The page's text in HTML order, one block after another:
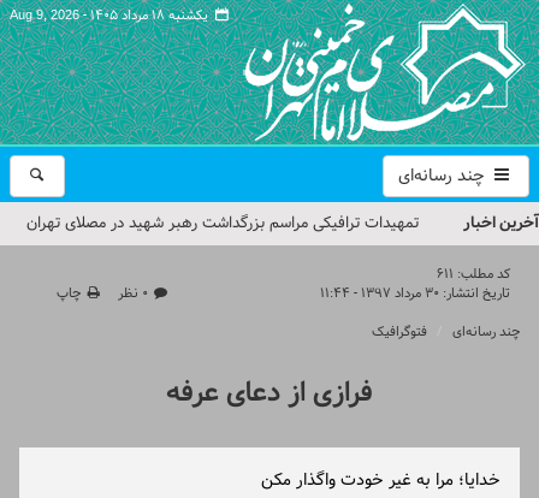
یکشنبه ۱۸ مرداد ۱۴۰۵ - Aug 9, 2026
چند رسانه‌ای
آخرین اخبار
تمهیدات ترافیکی مراسم بزرگداشت رهبر شهید در مصلای تهران
حجت‌الاسلام حاج علی‌اکبری؛ خطیب این هفته نماز جمعه تهران
معظم انقلاب
گزارش تصویری| مراسم بزرگداشت آقای شهید ایران
کد مطلب: 611
تاریخ انتشار: ۳۰ مرداد ۱۳۹۷ - ۱۱:۴۴ ۰ نظر
چاپ
چند رسانه‌ای
فتوگرافیک
فرازی از دعای عرفه
خدایا؛ مرا به غیر خودت واگذار مکن